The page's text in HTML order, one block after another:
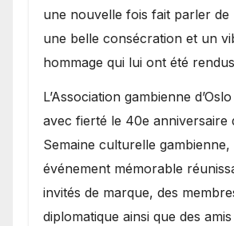
une nouvelle fois fait parler de
une belle consécration et un
hommage qui lui ont été
​L’Association gambienne
avec fierté le 40e anniversaire
Semaine culturelle gambienne,
événement mémorable
invités de marque, des
diplomatique ainsi que des